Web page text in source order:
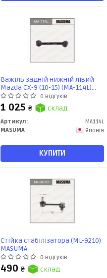
Важіль задній нижній лівий
Mazda CX-9 (10-15) (MA-114L)
MASUMA
0 відгуків
1 025 ₴ склад
Артикул:
MA114L
MASUMA
Японія
КУПИТИ
Стійка стабілізатора (ML-9210)
MASUMA
0 відгуків
490 ₴ склад